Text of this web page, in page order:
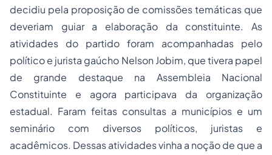
decidiu pela proposição de comissões temáticas que
deveriam guiar a elaboração da constituinte. As
atividades do partido foram acompanhadas pelo
político e jurista gaúcho Nelson Jobim, que tivera papel
de grande destaque na Assembleia Nacional
Constituinte e agora participava da organização
estadual. Faram feitas consultas a municípios e um
seminário com diversos políticos, juristas e
acadêmicos. Dessas atividades vinha a noção de que a